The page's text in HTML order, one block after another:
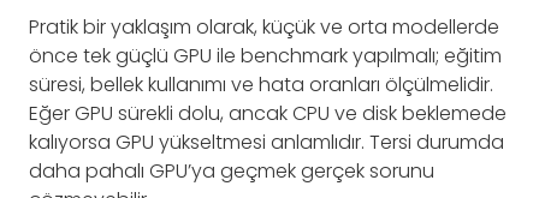
Pratik bir yaklaşım olarak, küçük ve orta modellerde
önce tek güçlü GPU ile benchmark yapılmalı; eğitim
süresi, bellek kullanımı ve hata oranları ölçülmelidir.
Eğer GPU sürekli dolu, ancak CPU ve disk beklemede
kalıyorsa GPU yükseltmesi anlamlıdır. Tersi durumda
daha pahalı GPU’ya geçmek gerçek sorunu